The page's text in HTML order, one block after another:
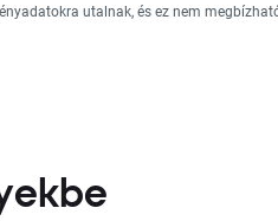
utalnak, és ez nem